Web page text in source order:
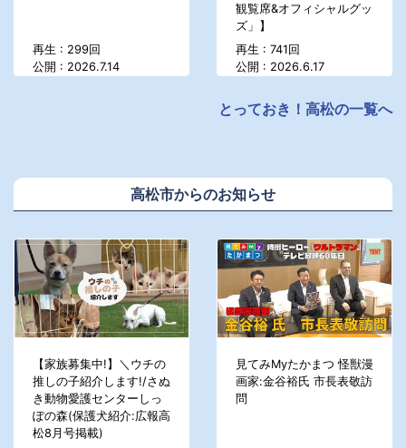
再生 : 299回
公開 : 2026.7.14
観覧席&オフィシャルグッ
ズ」】
再生 : 741回
公開 : 2026.6.17
とっておき！高松の一覧へ
高松市からのお知らせ
【家族募集中!】＼ウチの
推しの子紹介します!/さぬ
き動物愛護センターしっ
ぽの森(保護犬紹介:広報高
松8月号掲載)
見てみMyたかまつ 怪獣漫
画家:金谷裕氏 市長表敬訪
問